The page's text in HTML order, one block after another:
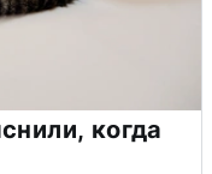
когда